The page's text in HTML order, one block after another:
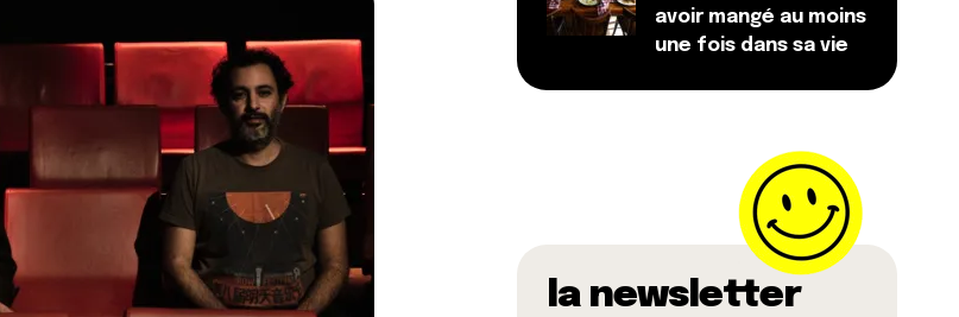
avoir mangé au moins
une fois dans sa vie
la newsletter